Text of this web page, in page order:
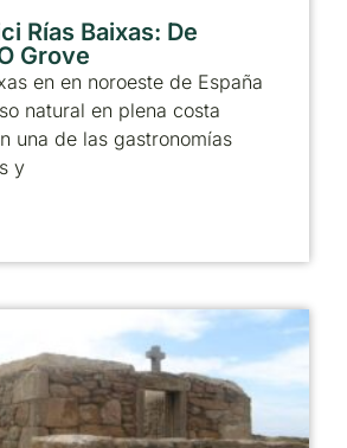
Rías Baixas: De
Grove
en en noroeste de España
natural en plena costa
una de las gastronomías
y